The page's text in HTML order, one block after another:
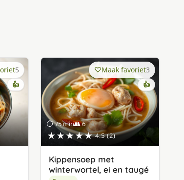
5
👍
⏱ 75 min👥 6
★★★★★ 4.5 (2)
Maak favoriet3
👍
Kippensoep met
winterwortel, ei en taugé